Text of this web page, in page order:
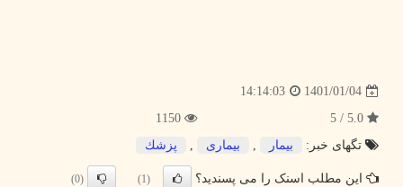
1401/01/04
14:14:03
تگهای خبر:
بیمار , بیماری , پزشك
این مطلب اسنک را می پسندید؟ (1)
(0)